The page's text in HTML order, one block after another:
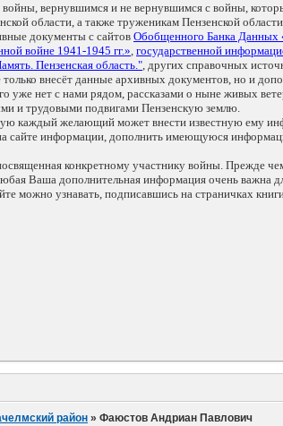
вернувшимся и не вернувшимся с войны,
области, а также труженикам Пензенской
документы с сайтов Обобщенного Банка Данных
войне 1941-1945 гг.», государственной
Пензенская область.", других справочных
только внесёт данные архивных документов, но и
уже нет с нами рядом, рассказами о ныне живых
и трудовыми подвигами Пензенскую землю.
каждый желающий может внести известную ему
сайте информации, дополнить имеющуюся
конкретному участнику войны. Прежде
Ваша дополнительная информация очень важна
можно узнавать, подписавшись на страничках
район »Фаюстов Андриан Павлович